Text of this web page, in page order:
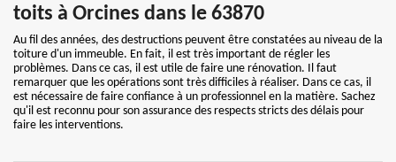
toits à Orcines dans le 63870
Au fil des années, des destructions peuvent être constatées au niveau de la
toiture d'un immeuble. En fait, il est très important de régler les
problèmes. Dans ce cas, il est utile de faire une rénovation. Il faut
remarquer que les opérations sont très difficiles à réaliser. Dans ce cas, il
est nécessaire de faire confiance à un professionnel en la matière. Sachez
qu'il est reconnu pour son assurance des respects stricts des délais pour
faire les interventions.